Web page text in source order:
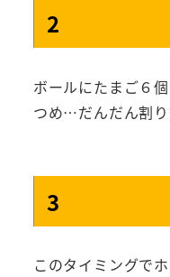
2
ボールにたまご６
つめ…だんだん割り
3
このタイミングで